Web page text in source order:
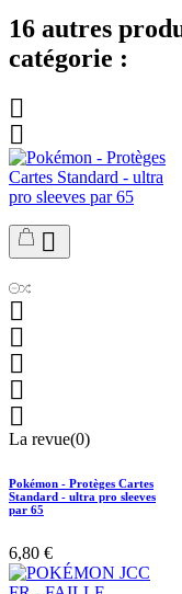
16 autres
catégorie :








La revue(0)
Pokémon - Protèges Cartes
Standard - ultra pro sleeves
par 65
6,80 €